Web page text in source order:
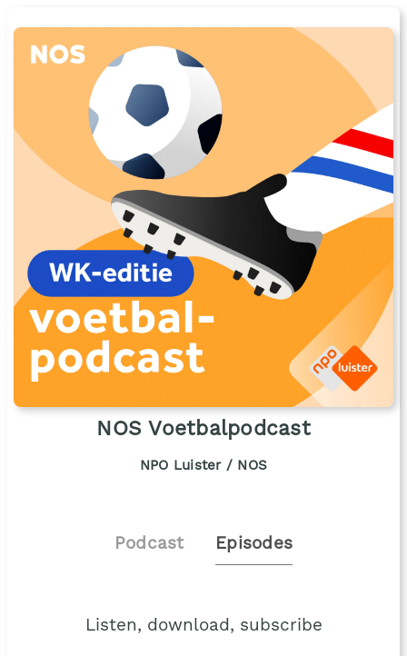
NOS Voetbalpodcast
NPO Luister / NOS
Podcast Episodes
Listen, download, subscribe